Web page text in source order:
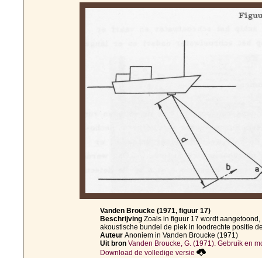
Vanden Broucke (1971, figuur 17)
Beschrijving Zoals in figuur 17 wordt
akoustische bundel de piek in loodrechte positie
Auteur Anoniem in Vanden Broucke (1971)
Uit bron Vanden Broucke, G. (1971). Gebruik en
Download de volledige versie